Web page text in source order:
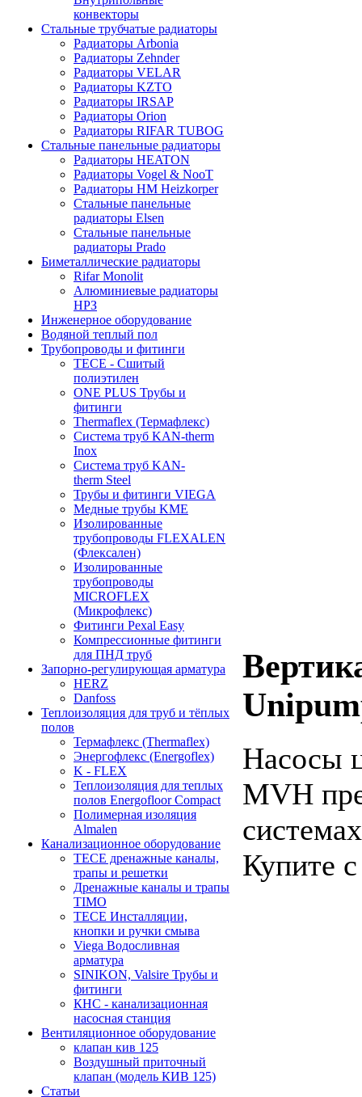
конвекторы
Стальные трубчатые радиаторы
Радиаторы Arbonia
Радиаторы Zehnder
Радиаторы VELAR
Радиаторы KZTO
Радиаторы IRSAP
Радиаторы Orion
Радиаторы RIFAR TUBOG
Стальные панельные радиаторы
Радиаторы HEATON
Радиаторы Vogel & NooT
Радиаторы HM Heizkorper
Стальные панельные
радиаторы Elsen
Стальные панельные
радиаторы Prado
Биметаллические радиаторы
Rifar Monolit
Алюминиевые радиаторы
НРЗ
Инженерное оборудование
Водяной теплый пол
Трубопроводы и фитинги
ТЕСЕ - Сшитый
полиэтилен
ONE PLUS Трубы и
фитинги
Thermaflex (Термафлекс)
Система труб KAN-therm
Inox
Система труб KAN-
therm Steel
Трубы и фитинги VIEGA
Медные трубы KME
Изолированные
трубопроводы FLEXALEN
(Флексален)
Изолированные
трубопроводы
MICROFLEX
(Микрофлекс)
Фитинги Pexal Easy
Компрессионные фитинги
для ПНД труб
Запорно-регулирующая арматура
HERZ
Danfoss
Теплоизоляция для труб и тёплых
полов
Термафлекс (Thermaflex)
Энергофлекс (Energoflex)
K - FLEX
Теплоизоляция для теплых
полов Energofloor Compact
Полимерная изоляция
Almalen
Канализационное оборудование
TECE дренажные каналы,
трапы и решетки
Дренажные каналы и трапы
TIMO
TECE Инсталляции,
кнопки и ручки смыва
Viega Водосливная
арматура
SINIKON, Valsire Трубы и
фитинги
КНС - канализационная
насосная станция
Вентиляционное оборудование
клапан кив 125
Воздушный приточный
клапан (модель КИВ 125)
Статьи
Насосы
MVH
Купите